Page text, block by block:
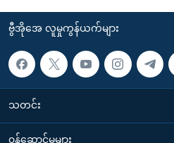
ဗွီအိုအေ လူမှုကွန်ယက်များ
သတင်း
၀န်ဆောင်မှုများ